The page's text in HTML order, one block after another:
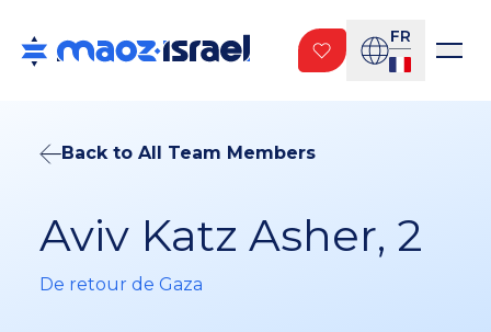
FR
Back to All Team Members
Aviv Katz Asher, 2
De retour de Gaza